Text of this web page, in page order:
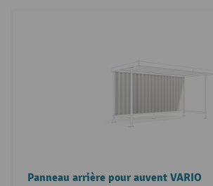
Panneau arrière pour auvent VARIO